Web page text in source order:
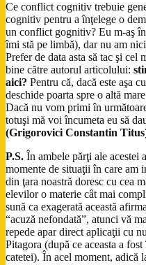
Ce conflict cognitiv trebuie
cognitiv pentru a înţelege o
un conflict gognitiv? Eu m-aş
îmi stă pe limbă), dar nu am
Prefer de data asta să tac şi cel
bine către autorul articolului:
aici? Pentru că, dacă este aşa
deschide poarta spre o altă
Dacă nu vom primi în
totuşi mă voi încumeta eu să
(Grigorovici Constantin
P.S. În ambele părţi ale acestei
momente de situaţii în care am
din ţara noastră doresc cu cea
elevilor o materie cât mai
sună ca exagerată această
“acuză nefondată”, atunci vă
repede apar direct aplicaţii cu
Pitagora (după ce aceasta a
catetei). În acel moment, adică